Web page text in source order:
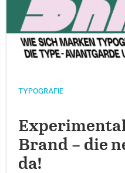
TYPOGRAFIE
Brand – die
da!